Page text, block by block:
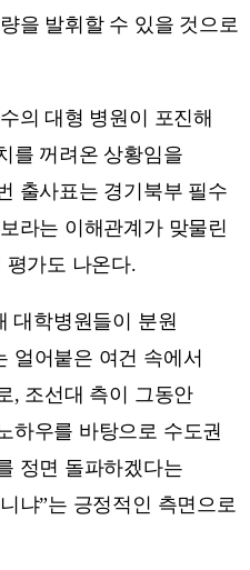
을 발휘할 수 있을 것으로
의 대형 병원이 포진해
를 꺼려온 상황임을
출사표는 경기북부 필수
라는 이해관계가 맞물린
평가도 나온다.
대학병원들이 분원
얼어붙은 여건 속에서
, 조선대 측이 그동안
하우를 바탕으로 수도권
정면 돌파하겠다는
냐”는 긍정적인 측면으로